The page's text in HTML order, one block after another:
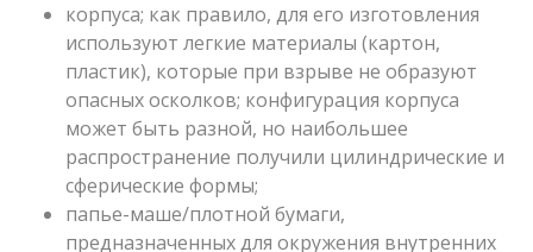
корпуса; как правило, для его изготовления
используют легкие материалы (картон,
пластик), которые при взрыве не образуют
опасных осколков; конфигурация корпуса
может быть разной, но наибольшее
распространение получили цилиндрические и
сферические формы;
папье-маше/плотной бумаги,
предназначенных для окружения внутренних